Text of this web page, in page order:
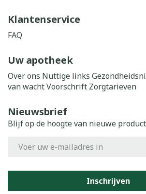
Klantenservice
FAQ
Uw apotheek
Over ons Nuttige links
van wachtVoorschrift Zorgtarieven
Nieuwsbrief
Blijf op de hoogte van nieuwe
Inschrijven